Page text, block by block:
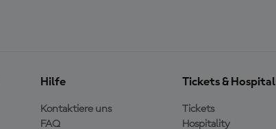
Hilfe
Kontaktiere uns
FAQ
Tickets &
Tickets
Hospitality